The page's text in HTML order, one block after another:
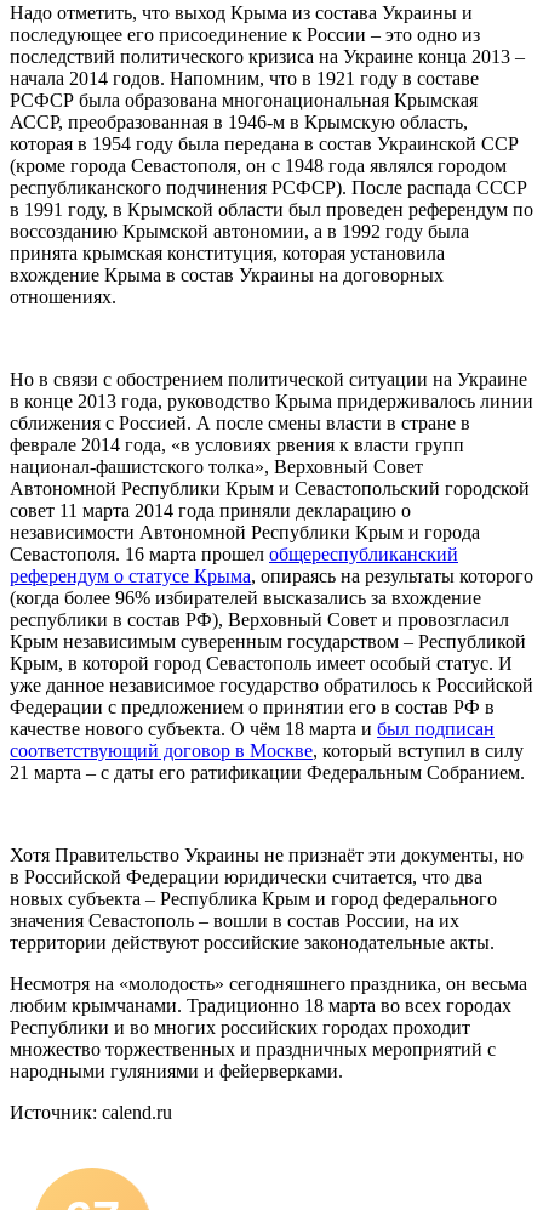
Надо отметить, что выход Крыма из состава Украины и
последующее его присоединение к России – это одно из
последствий политического кризиса на Украине конца 2013 –
начала 2014 годов. Напомним, что в 1921 году в составе
РСФСР была образована многонациональная Крымская
АССР, преобразованная в 1946-м в Крымскую область,
которая в 1954 году была передана в состав Украинской ССР
(кроме города Севастополя, он с 1948 года являлся городом
республиканского подчинения РСФСР). После распада СССР
в 1991 году, в Крымской области был проведен референдум по
воссозданию Крымской автономии, а в 1992 году была
принята крымская конституция, которая установила
вхождение Крыма в состав Украины на договорных
отношениях.
Но в связи с обострением политической ситуации на Украине
в конце 2013 года, руководство Крыма придерживалось линии
сближения с Россией. А после смены власти в стране в
феврале 2014 года, «в условиях рвения к власти групп
национал-фашистского толка», Верховный Совет
Автономной Республики Крым и Севастопольский городской
совет 11 марта 2014 года приняли декларацию о
независимости Автономной Республики Крым и города
Севастополя. 16 марта прошел общереспубликанский
референдум о статусе Крыма, опираясь на результаты которого
(когда более 96% избирателей высказались за вхождение
республики в состав РФ), Верховный Совет и провозгласил
Крым независимым суверенным государством – Республикой
Крым, в которой город Севастополь имеет особый статус. И
уже данное независимое государство обратилось к Российской
Федерации с предложением о принятии его в состав РФ в
качестве нового субъекта. О чём 18 марта и был подписан
соответствующий договор в Москве, который вступил в силу
21 марта – с даты его ратификации Федеральным Собранием.
Хотя Правительство Украины не признаёт эти документы, но
в Российской Федерации юридически считается, что два
новых субъекта – Республика Крым и город федерального
значения Севастополь – вошли в состав России, на их
территории действуют российские законодательные акты.
Несмотря на «молодость» сегодняшнего праздника, он весьма
любим крымчанами. Традиционно 18 марта во всех городах
Республики и во многих российских городах проходит
множество торжественных и праздничных мероприятий с
народными гуляниями и фейерверками.
Источник: calend.ru